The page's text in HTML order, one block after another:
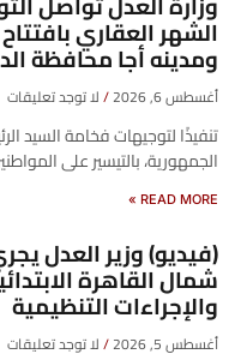
الشهر العقاري
ومدينه أجا محافظة
أغسطس 6, 2026 لا توجد تعليقات
تنفيذًا لتوجيهات فخامة السيد
الجمهورية، بالتيسير على
READ MORE »
(فيديو) وزير العدل
شمال القاهرة
والإجراءات التنظيمية
أغسطس 5, 2026 لا توجد تعليقات